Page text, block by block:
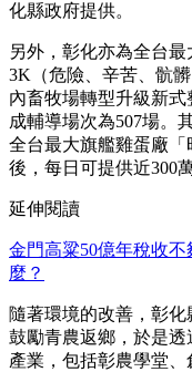
化縣政府提供。
另外，彰化亦為全台
3K（危險、辛苦、骯
內畜牧場轉型升級新式
成輔導場次為507場。
全台最大旗艦雞蛋廠「
後，每日可提供近300
延伸閱讀
金門高粱50億年稅收
麼？
隨著環境的改善，彰
鼓勵青農返鄉，於是
產業，包括彰農學堂